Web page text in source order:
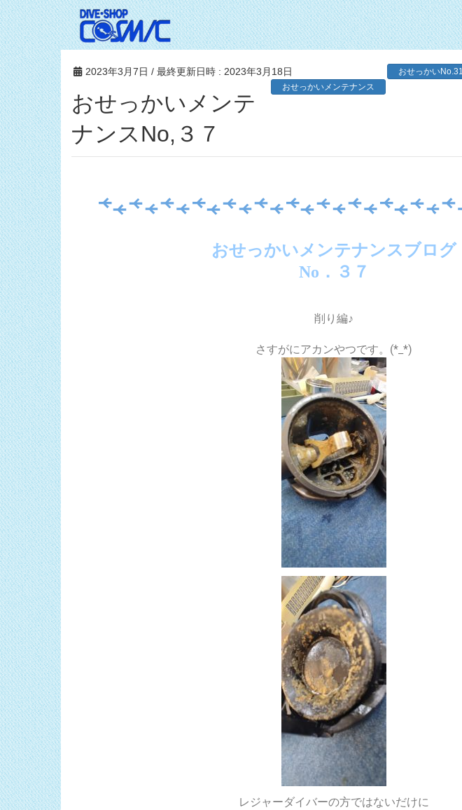
2023年3月7日 / 最終更新日時 : 2023年3月18日
おせっかい
おせっかいメンテナンス
おせっかいメンテ
ナンスNo,３７
おせっかいメンテナンスブログ
No．３７
削り編♪
さすがにアカンやつです。(*_*)
レジャーダイバーの方ではないだけに